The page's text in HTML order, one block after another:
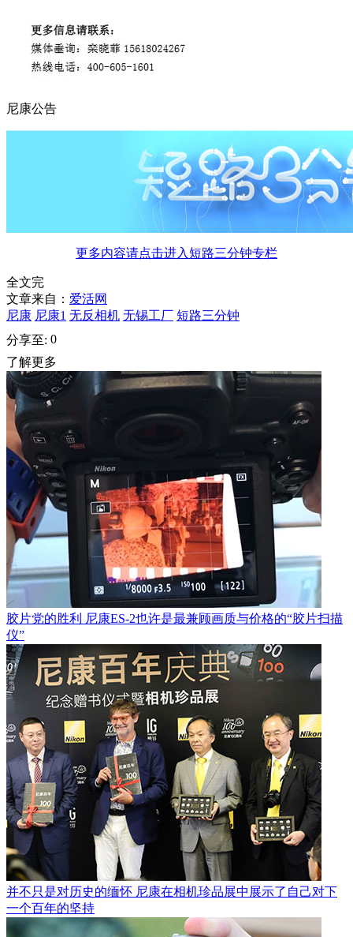
尼康公告
更多内容请点击进入短路三分钟专栏
全文完
文章来自： 爱活网
尼康 尼康1 无反相机 无锡工厂 短路三分钟
分享至: 0
了解更多
胶片党的胜利 尼康ES-2也许是最兼顾画质与价格的“胶片扫描
仪”
并不只是对历史的缅怀 尼康在相机珍品展中展示了自己对下
一个百年的坚持